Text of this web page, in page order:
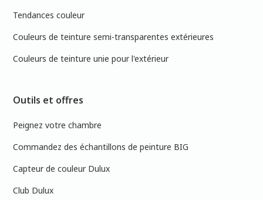
Tendances couleur
Couleurs de teinture semi-transparentes extérieures
Couleurs de teinture unie pour l'extérieur
Outils et offres
Peignez votre chambre
Commandez des échantillons de peinture BIG
Capteur de couleur Dulux
Club Dulux